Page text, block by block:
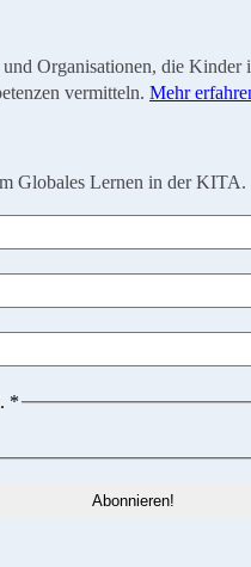
Organisationen, die
vermitteln. Mehr
Globales Lernen in der KITA.
*